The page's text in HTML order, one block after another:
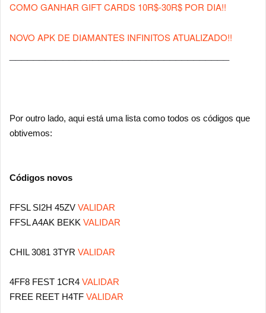
COMO GANHAR GIFT CARDS 10R$-30R$ POR DIA!!
NOVO APK DE DIAMANTES INFINITOS ATUALIZADO!!
Por outro lado, aqui está uma lista como todos os códigos que
obtivemos:
Códigos novos
FFSL SI2H 45ZV VALIDAR
FFSL A4AK BEKK VALIDAR
CHIL 3081 3TYR VALIDAR
4FF8 FEST 1CR4 VALIDAR
FREE REET H4TF VALIDAR